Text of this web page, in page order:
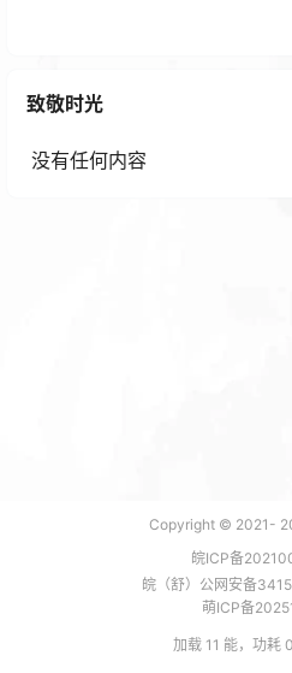
致敬时光
没有任何内容
Copyright © 2021-
皖ICP备
皖（舒）公网安备
萌ICP备
加载 11 能，功耗